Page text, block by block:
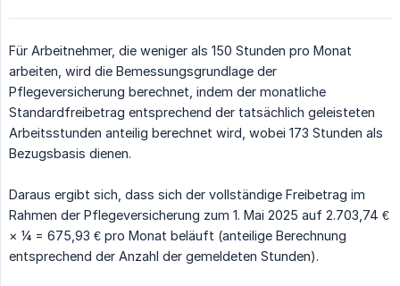
Für Arbeitnehmer, die weniger als 150 Stunden pro Monat
arbeiten, wird die Bemessungsgrundlage der
Pflegeversicherung berechnet, indem der monatliche
Standardfreibetrag entsprechend der tatsächlich geleisteten
Arbeitsstunden anteilig berechnet wird, wobei 173 Stunden als
Bezugsbasis dienen.
Daraus ergibt sich, dass sich der vollständige Freibetrag im
Rahmen der Pflegeversicherung zum 1. Mai 2025 auf 2.703,74 €
× ¼ = 675,93 € pro Monat beläuft (anteilige Berechnung
entsprechend der Anzahl der gemeldeten Stunden).